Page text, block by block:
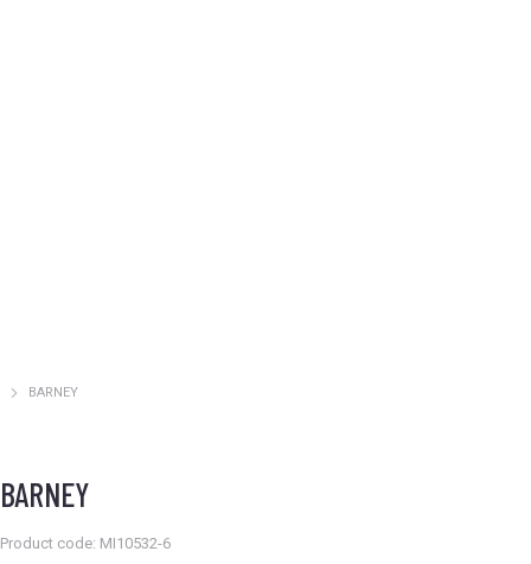
Estás aquí:
BARNEY
BARNEY
Product code: MI10532-6